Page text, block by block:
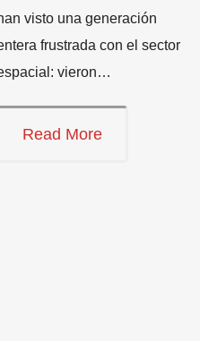
visto una generación
frustrada con el sector
vieron…
Read More